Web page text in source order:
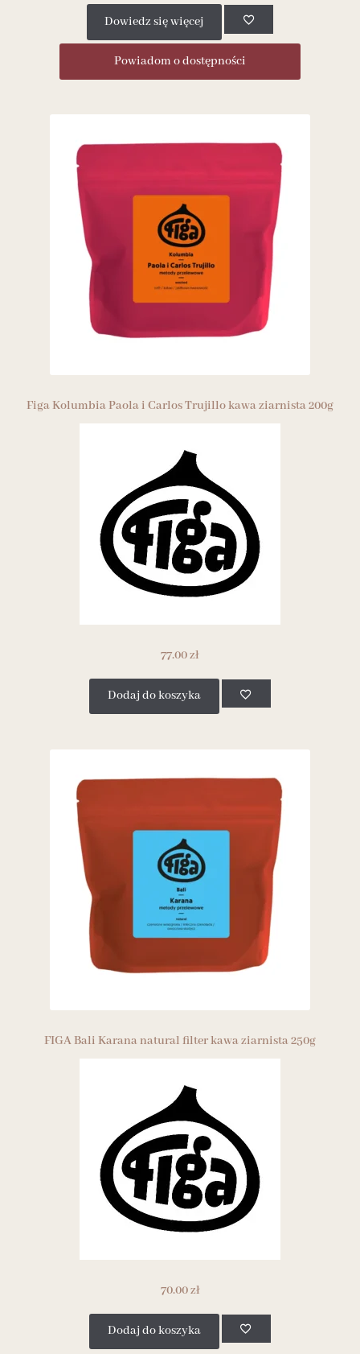
Dowiedz się więcej
Powiadom o dostępności
Figa Kolumbia Paola i Carlos Trujillo kawa ziarnista 200g
77.00zł
Dodaj do koszyka
FIGA Bali Karana natural filter kawa ziarnista 250g
70.00zł
Dodaj do koszyka